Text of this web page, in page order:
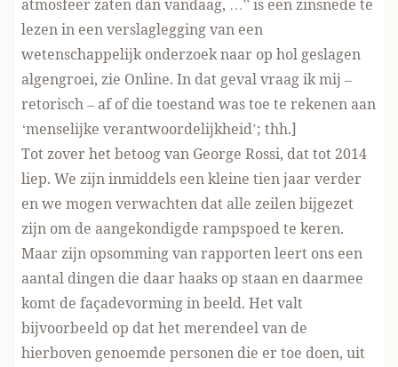
atmosfeer zaten dan vandaag, …” is een zinsnede te
lezen in een verslaglegging van een
wetenschappelijk onderzoek naar op hol geslagen
algengroei, zie Online. In dat geval vraag ik mij –
retorisch – af of die toestand was toe te rekenen aan
‘menselijke verantwoordelijkheid’; thh.]
Tot zover het betoog van George Rossi, dat tot 2014
liep. We zijn inmiddels een kleine tien jaar verder
en we mogen verwachten dat alle zeilen bijgezet
zijn om de aangekondigde rampspoed te keren.
Maar zijn opsomming van rapporten leert ons een
aantal dingen die daar haaks op staan en daarmee
komt de façadevorming in beeld. Het valt
bijvoorbeeld op dat het merendeel van de
hierboven genoemde personen die er toe doen, uit